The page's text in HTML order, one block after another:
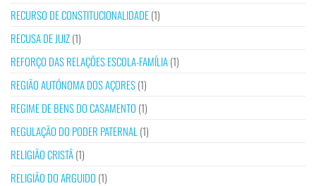
RECURSO DE CONSTITUCIONALIDADE(1)
RECUSA DE JUIZ(1)
REFORÇO DAS RELAÇÕES ESCOLA-FAMÍLIA(1)
REGIÃO AUTÓNOMA DOS AÇORES(1)
REGIME DE BENS DO CASAMENTO (1)
REGULAÇÃO DO PODER PATERNAL (1)
RELIGIÃO CRISTÃ(1)
RELIGIÃO DO ARGUIDO (1)